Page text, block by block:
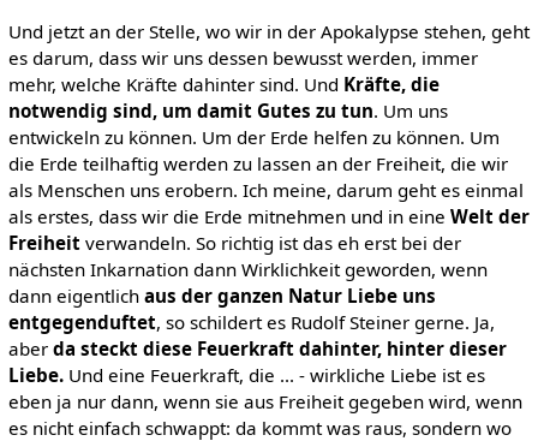
Und jetzt an der Stelle, wo wir in der Apokalypse stehen, geht
es darum, dass wir uns dessen bewusst werden, immer
mehr, welche Kräfte dahinter sind. Und Kräfte, die
notwendig sind, um damit Gutes zu tun. Um uns
entwickeln zu können. Um der Erde helfen zu können. Um
die Erde teilhaftig werden zu lassen an der Freiheit, die wir
als Menschen uns erobern. Ich meine, darum geht es einmal
als erstes, dass wir die Erde mitnehmen und in eine Welt der
Freiheitverwandeln. So richtig ist das eh erst bei der
nächsten Inkarnation dann Wirklichkeit geworden, wenn
dann eigentlich aus der ganzen Natur Liebe uns
entgegenduftet, so schildert es Rudolf Steiner gerne. Ja,
aber da steckt diese Feuerkraft dahinter, hinter dieser
Liebe.Und eine Feuerkraft, die ... - wirkliche Liebe ist es
eben ja nur dann, wenn sie aus Freiheit gegeben wird, wenn
es nicht einfach schwappt: da kommt was raus, sondern wo